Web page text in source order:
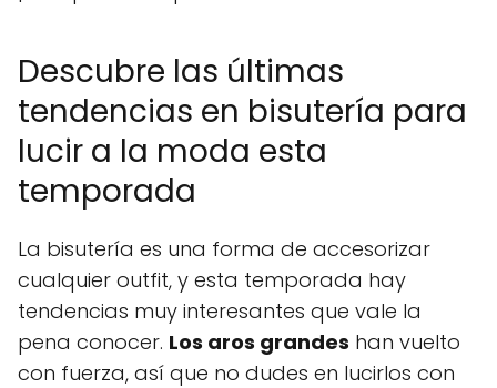
Descubre las últimas
tendencias en bisutería para
lucir a la moda esta
temporada
La bisutería es una forma de accesorizar
cualquier outfit, y esta temporada hay
tendencias muy interesantes que vale la
pena conocer. Los aros grandes han vuelto
con fuerza, así que no dudes en lucirlos con